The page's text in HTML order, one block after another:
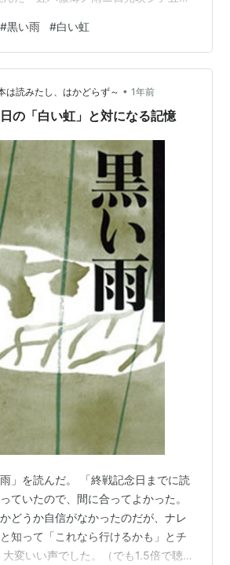
までの日本では、中国の五行説に従
ていた。 井伏鱒二の『黒い雨』のラ
松が、姪の矢須子の原爆症が平癒す
やく。 今、もし、向こうの山に虹が
。白い虹でなく、五彩の虹が出たら
#黒い雨 #白い虹
は読みたし、はかどらず～ • 1年前
日の「白い虹」と対になる記憶
」を読んだ。 「終戦記念日までに読
ていたので、間に合ってよかった。
どうか自信がなかったのだが、ナレ
知って「これなら行けるかも」とチ
変いい声でした。（でも1.5倍で聴